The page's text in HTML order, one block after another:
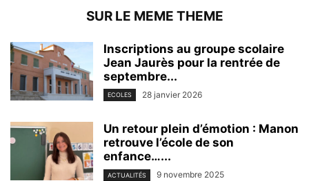
SUR LE MEME THEME
Inscriptions au groupe scolaire
Jean Jaurès pour la rentrée de
septembre...
ECOLES 28 janvier 2026
Un retour plein d’émotion : Manon
retrouve l’école de son
enfance…...
ACTUALITÉS 9 novembre 2025